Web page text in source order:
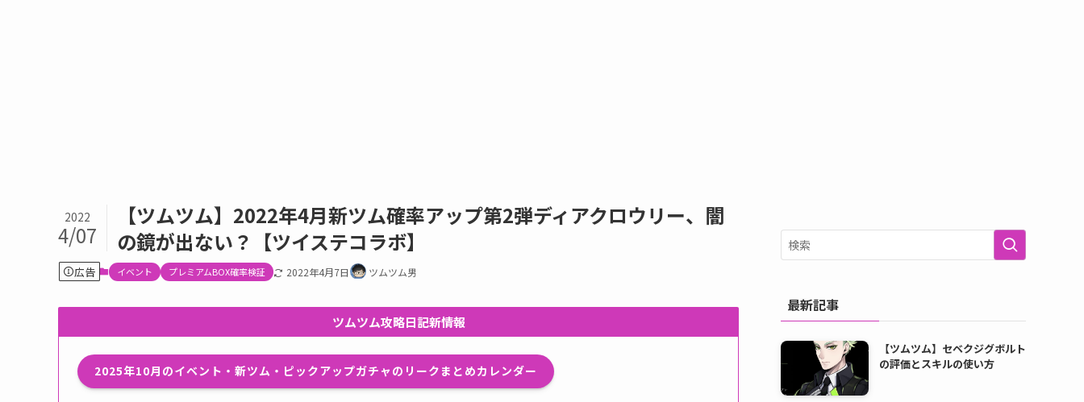
【ツムツム】2022年4月新ツム確率アップ第2弾ディアクロウリー、闇
の鏡が出ない？【ツイステコラボ】
2022
4/07
広告 イベント プレミアムBOX確率検証 2022年4月7日 ツムツム男
ツムツム攻略日記新情報
2025年10月のイベント・新ツム・ピックアップガチャのリークまとめカレンダー
最新記事
【ツムツム】セベクジグボルト
の評価とスキルの使い方